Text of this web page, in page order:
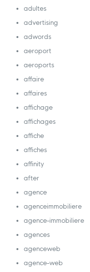
adultes
advertising
adwords
aeroport
aeroports
affaire
affaires
affichage
affichages
affiche
affiches
affinity
after
agence
agenceimmobiliere
agence-immobiliere
agences
agenceweb
agence-web